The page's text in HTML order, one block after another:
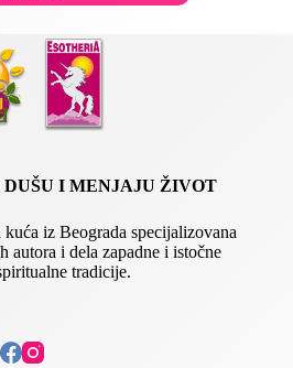
I MENJAJU ŽIVOT
kuća iz Beograda specijalizovana
autora i dela zapadne i istočne
tradicije.